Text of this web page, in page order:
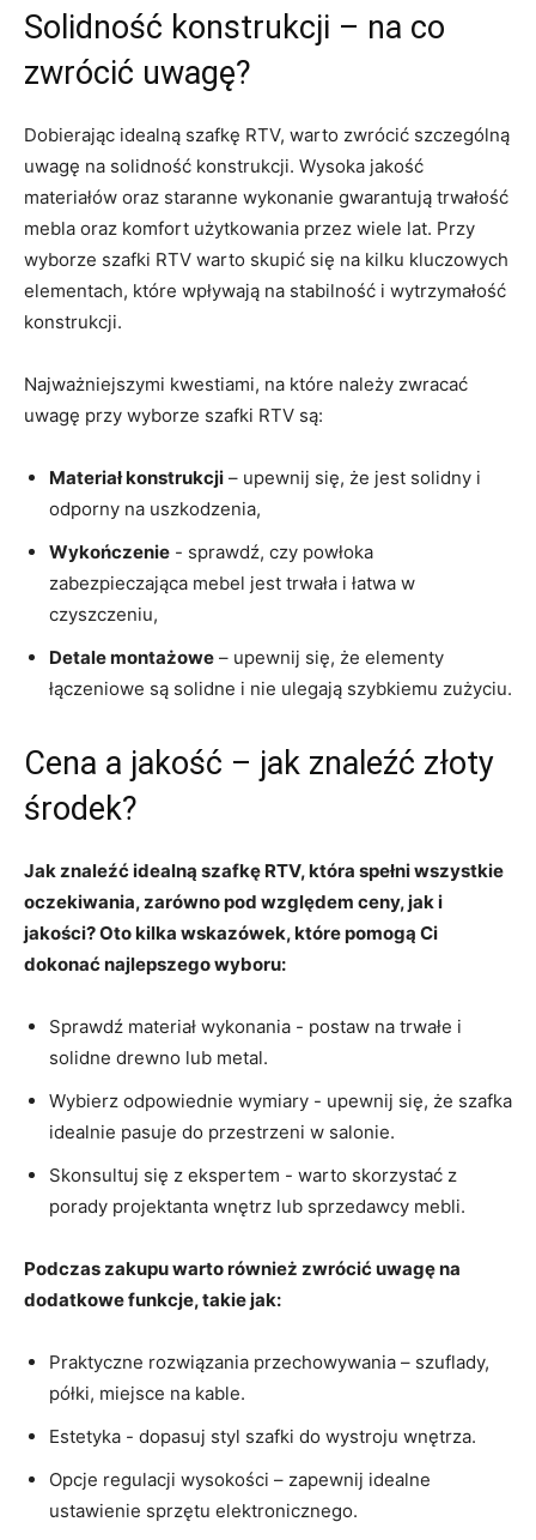
Solidność konstrukcji – na​ co ​
zwrócić ⁢uwagę?
Dobierając idealną ⁤szafkę RTV,​ warto zwrócić ⁣szczególną
uwagę na solidność konstrukcji. Wysoka jakość
materiałów ‌oraz staranne wykonanie gwarantują trwałość
mebla oraz komfort użytkowania przez⁣ wiele lat.‌ Przy
wyborze szafki ⁣RTV ​warto skupić się na kilku kluczowych
elementach, które wpływają na stabilność i ‌wytrzymałość
konstrukcji.
Najważniejszymi kwestiami, na⁣ które należy zwracać ​
uwagę przy wyborze szafki⁣ RTV są:
Materiał konstrukcji – upewnij się, że jest solidny i
odporny na uszkodzenia,
Wykończenie ‍- ‍sprawdź, czy ‍powłoka
zabezpieczająca ​mebel‌ jest trwała i łatwa⁣ w
czyszczeniu,
Detale montażowe – upewnij się, że elementy⁣
łączeniowe są⁢ solidne i nie‌ ulegają szybkiemu zużyciu.
Cena a jakość – ‍jak ⁤znaleźć złoty
środek?
Jak znaleźć‌ idealną szafkę RTV, która spełni ‍wszystkie
oczekiwania, zarówno pod względem ceny, jak ⁤i
jakości? Oto⁢ kilka wskazówek, które pomogą⁤ Ci ​
dokonać najlepszego wyboru:
Sprawdź materiał wykonania ‌- postaw ‍na trwałe i⁣
solidne⁤ drewno ‍lub metal.
Wybierz odpowiednie wymiary ⁣- upewnij się, ⁢że szafka
idealnie‌ pasuje ‍do przestrzeni w⁤ salonie.
Skonsultuj​ się z ekspertem ‌-​ warto skorzystać z
porady ⁣projektanta wnętrz lub sprzedawcy mebli.
Podczas zakupu warto również zwrócić‍ uwagę na
dodatkowe funkcje, takie⁤ jak:
Praktyczne​ rozwiązania​ przechowywania – szuflady,
półki, miejsce na kable.
Estetyka ‌- dopasuj ​styl szafki do wystroju⁣ wnętrza.
Opcje​ regulacji wysokości – zapewnij idealne ​
ustawienie sprzętu elektronicznego.